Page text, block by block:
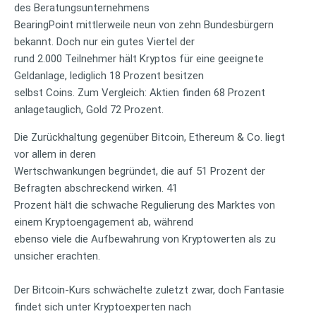
des Beratungsunternehmens
BearingPoint mittlerweile neun von zehn Bundesbürgern
bekannt. Doch nur ein gutes Viertel der
rund 2.000 Teilnehmer hält Kryptos für eine geeignete
Geldanlage, lediglich 18 Prozent besitzen
selbst Coins. Zum Vergleich: Aktien finden 68 Prozent
anlagetauglich, Gold 72 Prozent.
Die Zurückhaltung gegenüber Bitcoin, Ethereum & Co. liegt
vor allem in deren
Wertschwankungen begründet, die auf 51 Prozent der
Befragten abschreckend wirken. 41
Prozent hält die schwache Regulierung des Marktes von
einem Kryptoengagement ab, während
ebenso viele die Aufbewahrung von Kryptowerten als zu
unsicher erachten.
Der Bitcoin-Kurs schwächelte zuletzt zwar, doch Fantasie
findet sich unter Kryptoexperten nach